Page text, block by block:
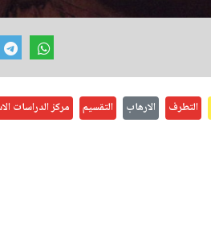
التطرف الارهاب التقسيم مركز الدراسات